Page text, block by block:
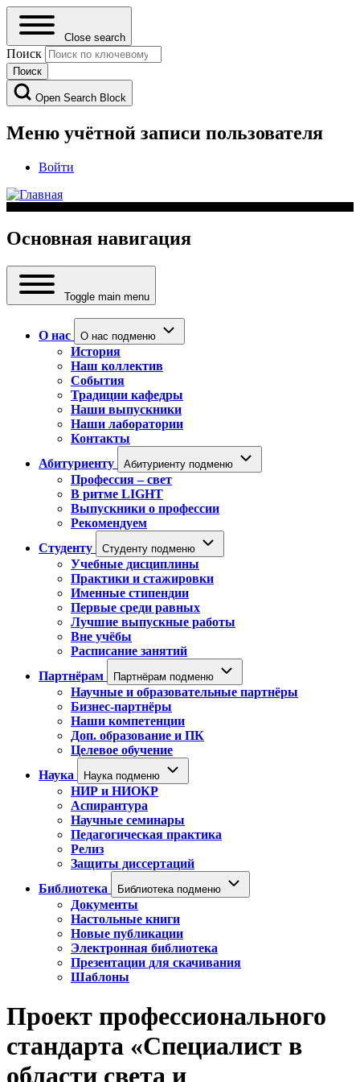
Close search
Поиск
Open Search Block
Меню учётной записи пользователя
Войти
Основная навигация
Toggle main menu
О нас О нас подменю
История
Наш коллектив
События
Традиции кафедры
Наши выпускники
Наши лаборатории
Контакты
Абитуриенту
Абитуриенту подменю
Профессия – свет
В ритме LIGHT
Выпускники о профессии
Рекомендуем
Студенту
Студенту подменю
Учебные дисциплины
Практики и стажировки
Именные стипендии
Первые среди равных
Лучшие выпускные работы
Вне учёбы
Расписание занятий
Партнёрам
Партнёрам подменю
Научные и образовательные партнёры
Бизнес-партнёры
Наши компетенции
Доп. образование и ПК
Целевое обучение
Наука
Наука подменю
НИР и НИОКР
Аспирантура
Научные семинары
Педагогическая практика
Релиз
Защиты диссертаций
Библиотека
Библиотека подменю
Документы
Настольные книги
Новые публикации
Электронная библиотека
Презентации для скачивания
Шаблоны
Проект профессионального
стандарта «Специалист в
области света и